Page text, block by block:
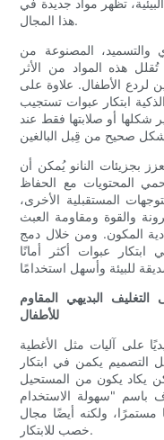
تظهر مواد جديدة في
هذا المجال.
والتسميد، المصنوعة من
هذه المواد من الأثر
لردع الأطفال. علاوة على
ابتكار عبوات تستجيب
شكلها أو صلابتها فقط عند
بجزيئات النانو يُمكن أن
المحتويات مع الحفاظ
المستقبلية الأخرى،
والقوة ومقاومة العبث
المكون. ومن خلال دمج
ابتكار عبوات أكثر أمانًا
البديهي المقاوم
للأطفال
على آليات مثل الأغطية
التصميم يكمن في ابتكار
يكاد يكون من المستحيل
باسم "سهولة الاستخدام
مستمرًا، ولكنه أيضًا مجال
خصب للابتكار.